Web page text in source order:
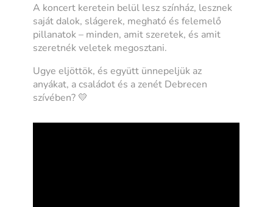
A koncert keretein belül lesz színház, lesznek
saját dalok, slágerek, megható és felemelő
pillanatok – minden, amit szeretek, és amit
szeretnék veletek megosztani.
Ugye eljöttök, és együtt ünnepeljük az
anyákat, a családot és a zenét Debrecen
szívében? 💛